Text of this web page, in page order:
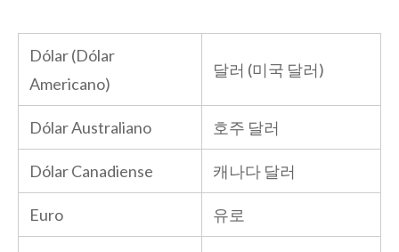
Dólar (Dólar
Americano)
달러 (미국 달러)
Dólar Australiano 호주 달러
Dólar Canadiense 캐나다 달러
Euro 유로